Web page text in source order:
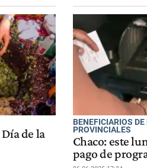
de la
BENEFICIARIOS
PROVINCIALES
Chaco: este
pago de